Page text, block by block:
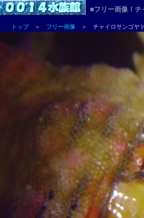
■フリー画像！チ
トップ＞ フリー画像 ＞ チャイロサンゴヤド